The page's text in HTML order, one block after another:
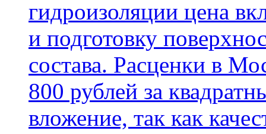
гидроизоляции цена
и подготовку
состава. Расценки в
800 рублей за
вложение, так как